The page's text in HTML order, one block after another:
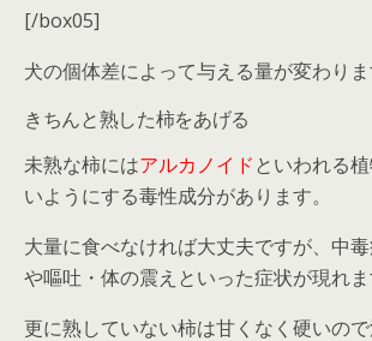
[/box05]
犬の個体差によって与える量が変わりま
きちんと熟した柿をあげる
未熟な柿にはアルカノイドといわれる
いようにする毒性成分があります。
大量に食べなければ大丈夫ですが、中
や嘔吐 ・ 体の震え といった症状が現れま
更に熟していない柿は甘くなく硬いの